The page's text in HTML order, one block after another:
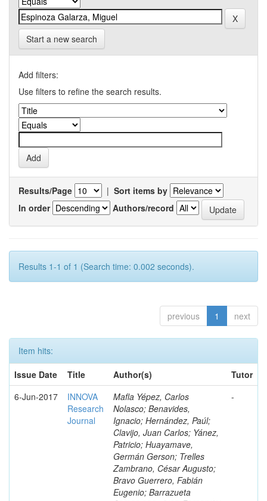
Start a new search
Add filters:
Use filters to refine the search results.
Results/Page | Sort items by
In order
Authors/record
Results 1-1 of 1 (Search time: 0.002 seconds).
previous 1 next
Item hits:
Issue Date
Title Author(s)
Tutor
6-Jun-2017
INNOVA
Research
Journal
Mafla Yépez, Carlos
Nolasco; Benavides,
Ignacio; Hernández, Paúl;
Clavijo, Juan Carlos; Yánez,
Patricio; Huayamave,
Germán Gerson; Trelles
Zambrano, César Augusto;
Bravo Guerrero, Fabián
Eugenio; Barrazueta
-